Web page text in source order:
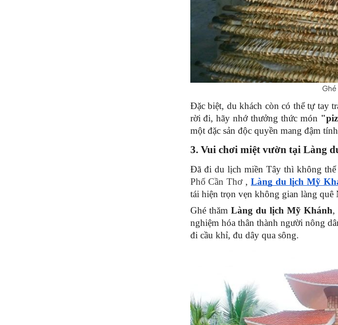
Đặc biệt, du khách còn có thể tự tay
rời đi, hãy nhớ thưởng thức món
một đặc sản độc quyền mang đậm
3. Vui chơi miệt vườn tại Làng
Đã đi du lịch miền Tây thì không
Phố Cần Thơ , Làng du lịch Mỹ
tái hiện trọn vẹn không gian làng quê
Ghé thăm Làng du lịch Mỹ Khánh,
nghiệm hóa thân thành người nông
đi cầu khỉ, đu dây qua sông.